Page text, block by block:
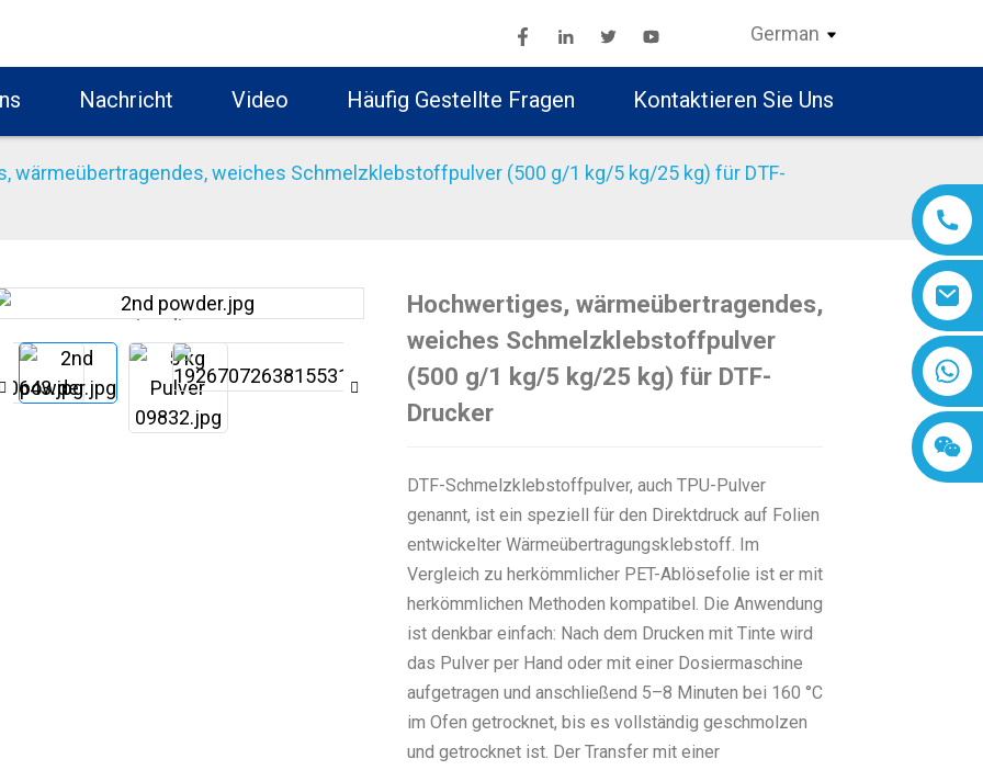
German
Nachricht Video Häufig Gestellte Fragen Kontaktieren Sie Uns
wärmeübertragendes, weiches Schmelzklebstoffpulver (500 g/1 kg/5 kg/25 kg) für DTF-
Loading...
Loading... Loading...
Loading...
Hochwertiges, wärmeübertragendes,
weiches Schmelzklebstoffpulver
(500 g/1 kg/5 kg/25 kg) für DTF-
Drucker
DTF-Schmelzklebstoffpulver, auch TPU-Pulver
genannt, ist ein speziell für den Direktdruck auf Folien
entwickelter Wärmeübertragungsklebstoff. Im
Vergleich zu herkömmlicher PET-Ablösefolie ist er mit
herkömmlichen Methoden kompatibel. Die Anwendung
ist denkbar einfach: Nach dem Drucken mit Tinte wird
das Pulver per Hand oder mit einer Dosiermaschine
aufgetragen und anschließend 5–8 Minuten bei 160 °C
im Ofen getrocknet, bis es vollständig geschmolzen
und getrocknet ist. Der Transfer mit einer